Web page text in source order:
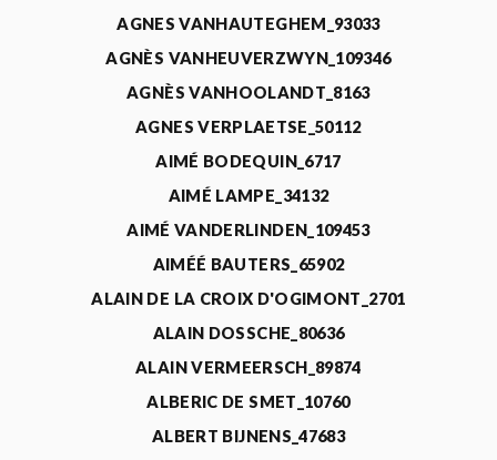
AGNES VANHAUTEGHEM_93033
AGNÈS VANHEUVERZWYN_109346
AGNÈS VANHOOLANDT_8163
AGNES VERPLAETSE_50112
AIMÉ BODEQUIN_6717
AIMÉ LAMPE_34132
AIMÉ VANDERLINDEN_109453
AIMÉÉ BAUTERS_65902
ALAIN DE LA CROIX D'OGIMONT_2701
ALAIN DOSSCHE_80636
ALAIN VERMEERSCH_89874
ALBERIC DE SMET_10760
ALBERT BIJNENS_47683